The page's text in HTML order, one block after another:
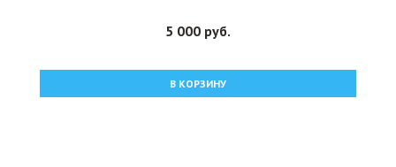
5 000 руб.
В КОРЗИНУ